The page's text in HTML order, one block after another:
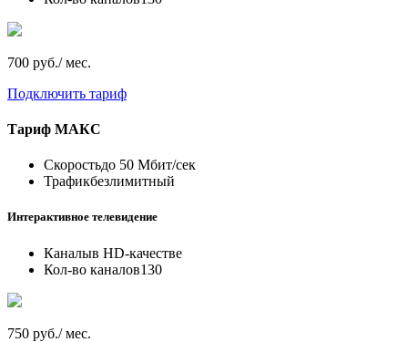
700 руб./ мес.
Подключить тариф
Тариф МАКС
Скоростьдо 50 Мбит/сек
Трафикбезлимитный
Интерактивное телевидение
Каналыв HD-качестве
Кол-во каналов130
750 руб./ мес.